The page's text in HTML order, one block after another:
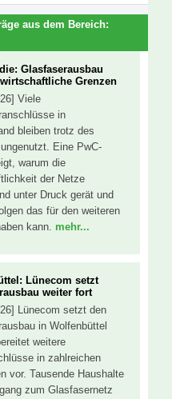
aus dem Bereich:
Glasfaserausbau
Grenzen
Viele
in
bleiben trotz des
Eine PwC-
warum die
der Netze
unter Druck gerät und
das für den weiteren
kann. mehr...
Lünecom setzt
weiter fort
Lünecom setzt den
in Wolfenbüttel
weitere
in zahlreichen
vor. Tausende Haushalte
zum Glasfasernetz